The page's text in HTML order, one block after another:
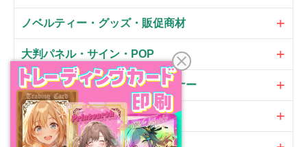
ノベルティー・グッズ・販促商材
大判パネル・サイン・POP
のぼり・フラッグ・横断幕・バナー
オプション